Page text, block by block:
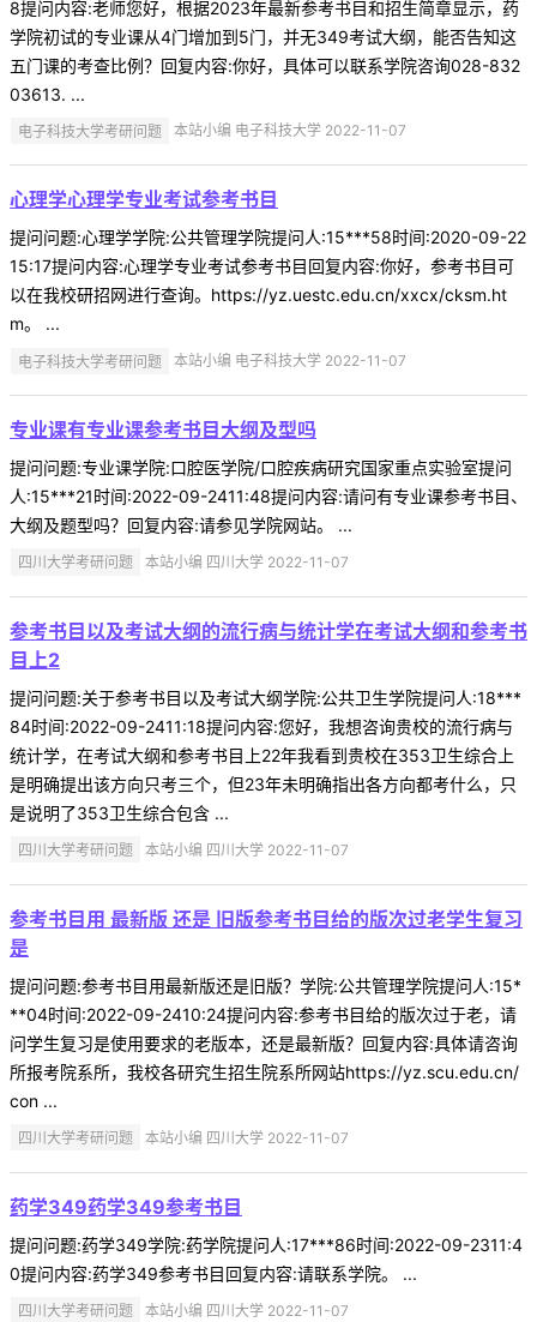
8提问内容:老师您好，根据2023年最新参考书目和招生简章显示，药
学院初试的专业课从4门增加到5门，并无349考试大纲，能否告知这
五门课的考查比例？回复内容:你好，具体可以联系学院咨询028-832
03613. ...
电子科技大学考研问题 本站小编 电子科技大学 2022-11-07
心理学心理学专业考试参考书目
提问问题:心理学学院:公共管理学院提问人:15***58时间:2020-09-22
15:17提问内容:心理学专业考试参考书目回复内容:你好，参考书目可
以在我校研招网进行查询。https://yz.uestc.edu.cn/xxcx/cksm.ht
m。 ...
电子科技大学考研问题 本站小编 电子科技大学 2022-11-07
专业课有专业课参考书目大纲及型吗
提问问题:专业课学院:口腔医学院/口腔疾病研究国家重点实验室提问
人:15***21时间:2022-09-2411:48提问内容:请问有专业课参考书目、
大纲及题型吗？回复内容:请参见学院网站。 ...
四川大学考研问题 本站小编 四川大学 2022-11-07
参考书目以及考试大纲的流行病与统计学在考试大纲和参考书
目上2
提问问题:关于参考书目以及考试大纲学院:公共卫生学院提问人:18***
84时间:2022-09-2411:18提问内容:您好，我想咨询贵校的流行病与
统计学，在考试大纲和参考书目上22年我看到贵校在353卫生综合上
是明确提出该方向只考三个，但23年未明确指出各方向都考什么，只
是说明了353卫生综合包含 ...
四川大学考研问题 本站小编 四川大学 2022-11-07
参考书目用 最新版 还是 旧版参考书目给的版次过老学生复习
是
提问问题:参考书目用最新版还是旧版？学院:公共管理学院提问人:15*
**04时间:2022-09-2410:24提问内容:参考书目给的版次过于老，请
问学生复习是使用要求的老版本，还是最新版？回复内容:具体请咨询
所报考院系所，我校各研究生招生院系所网站https://yz.scu.edu.cn/
con ...
四川大学考研问题 本站小编 四川大学 2022-11-07
药学349药学349参考书目
提问问题:药学349学院:药学院提问人:17***86时间:2022-09-2311:4
0提问内容:药学349参考书目回复内容:请联系学院。 ...
四川大学考研问题 本站小编 四川大学 2022-11-07